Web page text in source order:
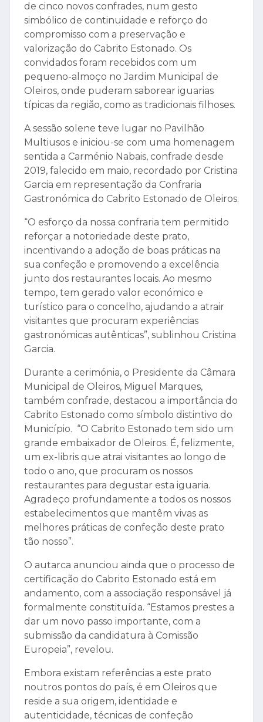
de cinco novos confrades, num gesto
simbólico de continuidade e reforço do
compromisso com a preservação e
valorização do Cabrito Estonado. Os
convidados foram recebidos com um
pequeno-almoço no Jardim Municipal de
Oleiros, onde puderam saborear iguarias
típicas da região, como as tradicionais filhoses.
A sessão solene teve lugar no Pavilhão
Multiusos e iniciou-se com uma homenagem
sentida a Carménio Nabais, confrade desde
2019, falecido em maio, recordado por Cristina
Garcia em representação da Confraria
Gastronómica do Cabrito Estonado de Oleiros.
“O esforço da nossa confraria tem permitido
reforçar a notoriedade deste prato,
incentivando a adoção de boas práticas na
sua confeção e promovendo a excelência
junto dos restaurantes locais. Ao mesmo
tempo, tem gerado valor económico e
turístico para o concelho, ajudando a atrair
visitantes que procuram experiências
gastronómicas autênticas”, sublinhou Cristina
Garcia.
Durante a cerimónia, o Presidente da Câmara
Municipal de Oleiros, Miguel Marques,
também confrade, destacou a importância do
Cabrito Estonado como símbolo distintivo do
Município. “O Cabrito Estonado tem sido um
grande embaixador de Oleiros. É, felizmente,
um ex-libris que atrai visitantes ao longo de
todo o ano, que procuram os nossos
restaurantes para degustar esta iguaria.
Agradeço profundamente a todos os nossos
estabelecimentos que mantêm vivas as
melhores práticas de confeção deste prato
tão nosso”.
O autarca anunciou ainda que o processo de
certificação do Cabrito Estonado está em
andamento, com a associação responsável já
formalmente constituída. “Estamos prestes a
dar um novo passo importante, com a
submissão da candidatura à Comissão
Europeia”, revelou.
Embora existam referências a este prato
noutros pontos do país, é em Oleiros que
reside a sua origem, identidade e
autenticidade, técnicas de confeção